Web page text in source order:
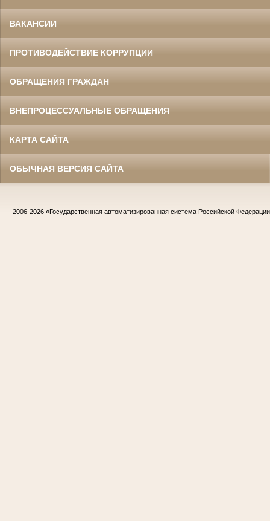
ВАКАНСИИ
ПРОТИВОДЕЙСТВИЕ КОРРУПЦИИ
ОБРАЩЕНИЯ ГРАЖДАН
ВНЕПРОЦЕССУАЛЬНЫЕ ОБРАЩЕНИЯ
КАРТА САЙТА
ОБЫЧНАЯ ВЕРСИЯ САЙТА
2006-2026 «Государственная автоматизированная система Российской